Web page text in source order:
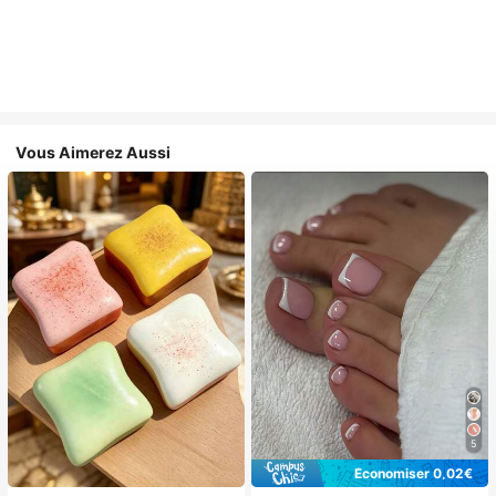
Vous Aimerez Aussi
5
Économiser 0,02€